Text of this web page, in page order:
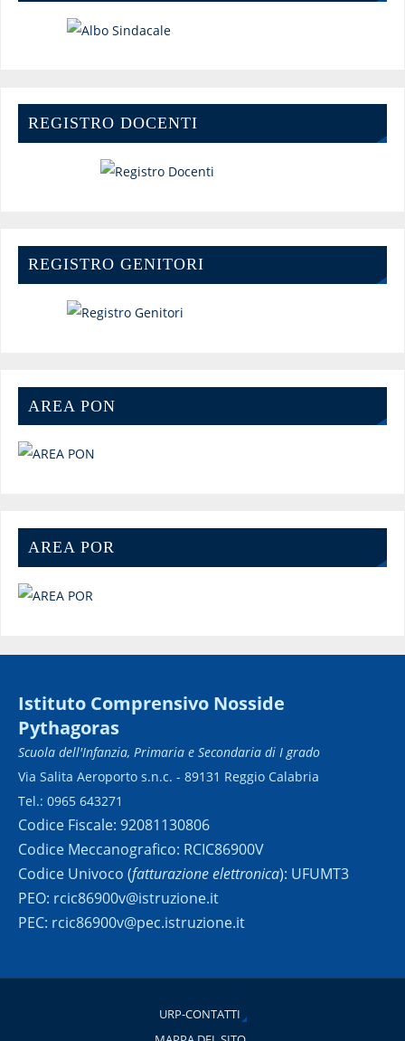
REGISTRO DOCENTI
REGISTRO GENITORI
AREA PON
AREA POR
Istituto Comprensivo Nosside
Pythagoras
Scuola dell'Infanzia, Primaria e Secondaria di I grado
Via Salita Aeroporto s.n.c. - 89131 Reggio Calabria
Tel.: 0965 643271
Codice Fiscale: 92081130806
Codice Meccanografico: RCIC86900V
Codice Univoco (fatturazione elettronica): UFUMT3
PEO: rcic86900v@istruzione.it
PEC: rcic86900v@pec.istruzione.it
URP-CONTATTI